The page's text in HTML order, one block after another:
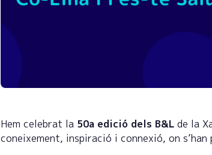
Hem celebrat la 50a edició dels B&L de la
coneixement, inspiració i connexió, on s’han